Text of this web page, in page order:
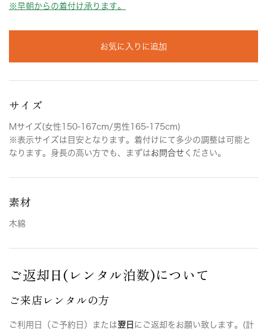
※早朝からの着付け承ります。
お気に入りに追加
サイズ
Mサイズ(女性150-167cm/男性165-175cm)
※表示サイズは目安となります。着付けにて多少の調整は可能と
なります。身長の高い方でも、まずはお問合せ ください。
素材
木綿
ご返却日(レンタル泊数)について
ご来店レンタルの方
ご利用日（ご予約日）または翌日 にご返却をお願い致します。(計